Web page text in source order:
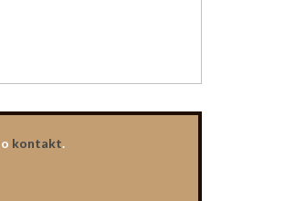
kontakt.